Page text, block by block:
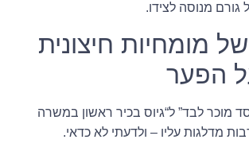
מנוסה לצידו.
מומחיות חיצונית
הפער
מוכר לבד” ל“גיוס בכיר ראשון במשרה
מדלגות עליו – ולדעתי לא כדאי.